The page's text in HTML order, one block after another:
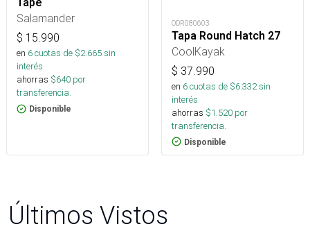
Salamander
$ 15.990
en 6cuotas de $2.665sin
interés
ahorras $640 por
transferencia.
Disponible
ODR080603
Tapa Round Hatch 27
CoolKayak
$ 37.990
en 6cuotas de $6.332sin
interés
ahorras $1.520 por
transferencia.
Disponible
Últimos Vistos